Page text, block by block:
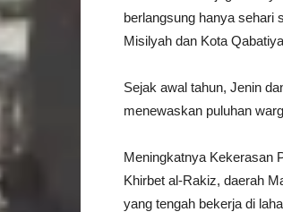
berlangsung hanya sehari
Misilyah dan Kota
Sejak awal tahun, Jenin
menewaskan puluhan
Meningkatnya Kekerasan
Khirbet al-Rakiz, daerah
yang tengah bekerja di